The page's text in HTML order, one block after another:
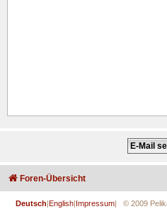
Foren-Übersicht
Deutsch|English|Impressum| © 2009